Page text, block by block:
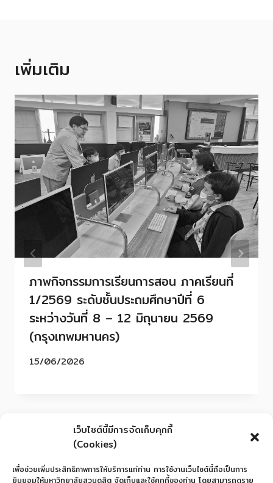
เว็บไซต์นี้มีการจัดเก็บคุกกี้
(Cookies)
เพื่อช่วยเพิ่มประสิทธิภาพการให้บริการแก่ท่าน การใช้งานเว็บไซต์นี้ถือเป็นการ
ยินยอมให้มหาวิทยาลัยสวนดุสิต จัดเก็บและใช้คุกกี้ของท่าน โดยสามารถดูราย
เพิ่มเติม
ภาพกิจกรรมการเรียนการสอน ภาคเรียนที่
1/2569 ระดับชั้นประถมศึกษาปีที่ 6
ระหว่างวันที่ 8 – 12 มิถุนายน 2569
(กรุงเทพมหานคร)
15/06/2026